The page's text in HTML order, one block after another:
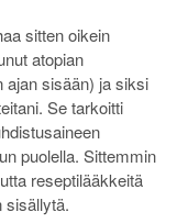
sitten oikein
atopian
ajan sisään) ja siksi
Se tarkoitti
puolella. Sittemmin
reseptilääkkeitä
sisällytä.